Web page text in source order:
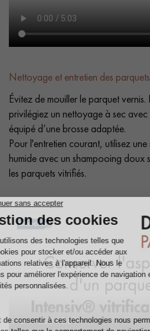
Nettoyage et entretien des
Évitez de mouiller le parquet
privilégiez un nettoyage à sec
équipé d’une brosse adaptée.
Pour l'entretien courant, utilisez
humide avec un shampooing doux
les parquets vitrifiés.